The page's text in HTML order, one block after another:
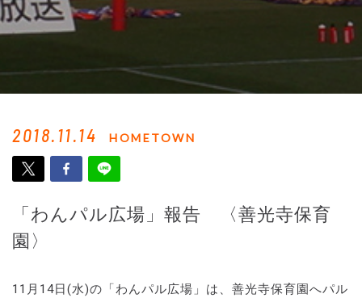
2018.11.14 HOMETOWN
「わんパル広場」報告 〈善光寺保育
園〉
11月14日(水)の「わんパル広場」は、善光寺保育園へパル